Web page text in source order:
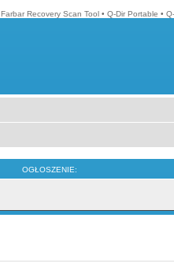
Farbar Recovery Scan Tool • Q-Dir Portable •
OGŁOSZENIE: